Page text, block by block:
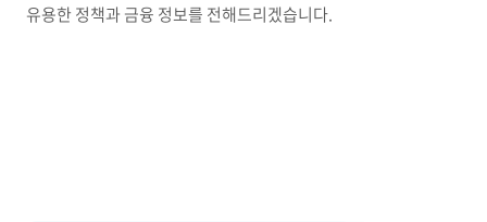
유용한 정책과 금융 정보를 전해드리겠습니다.